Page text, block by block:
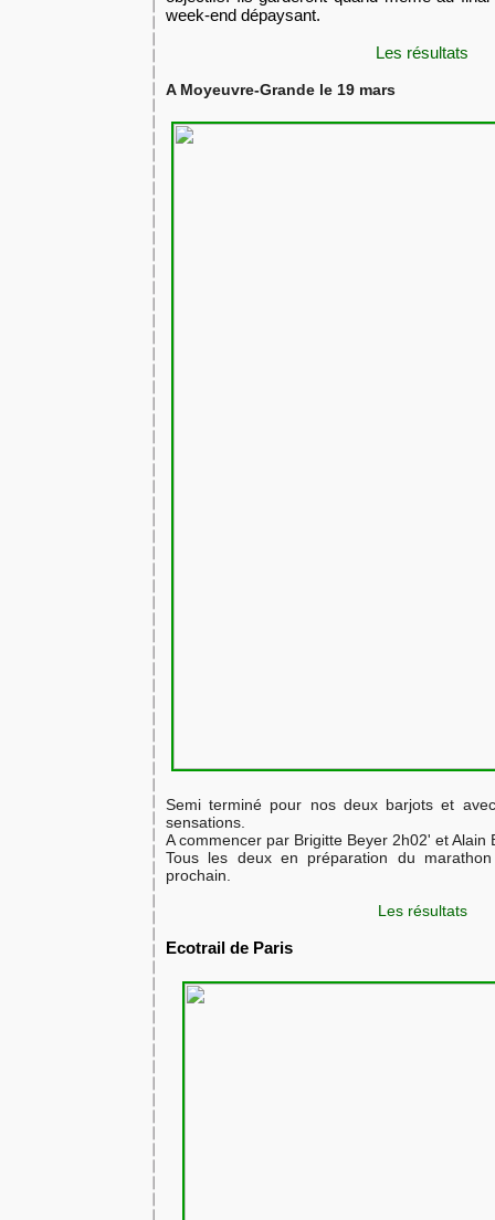
week-end dépaysant.
Les résultats
A Moyeuvre-Grande le 19 mars
​Semi terminé pour nos deux barjots et
sensations.
​A commencer par Brigitte Beyer 2h02' et Alain
Tous les deux en préparation du
prochain.
Les résultats
Ecotrail de Paris